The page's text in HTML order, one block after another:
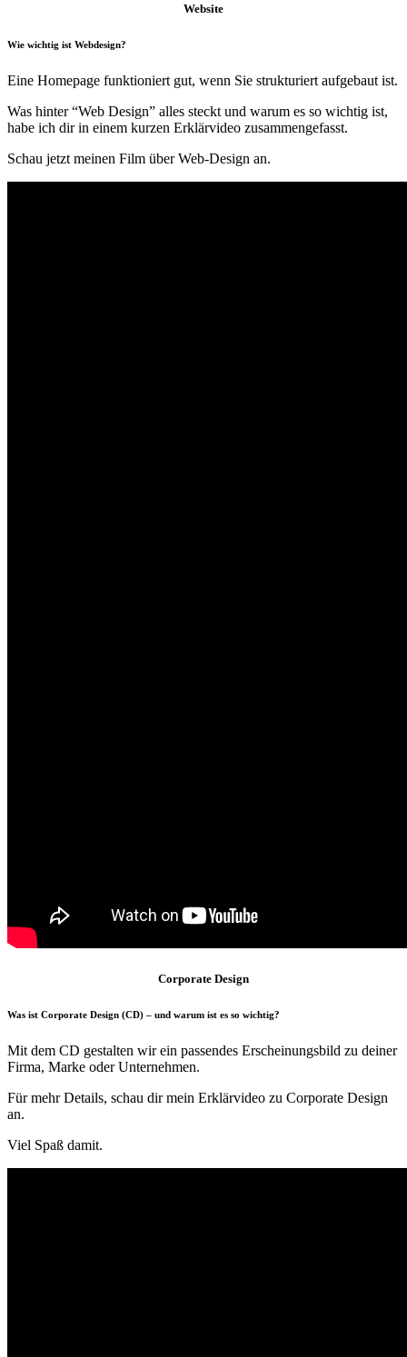
Website
Wie wichtig ist Webdesign?
Eine Homepage funktioniert gut, wenn Sie strukturiert aufgebaut ist.
Was hinter “Web Design” alles steckt und warum es so wichtig ist,
habe ich dir in einem kurzen Erklärvideo zusammengefasst.
Schau jetzt meinen Film über Web-Design an.
Corporate Design
Was ist Corporate Design (CD) – und warum ist es so wichtig?
Mit dem CD gestalten wir ein passendes Erscheinungsbild zu deiner
Firma, Marke oder Unternehmen.
Für mehr Details, schau dir mein Erklärvideo zu Corporate Design
an.
Viel Spaß damit.